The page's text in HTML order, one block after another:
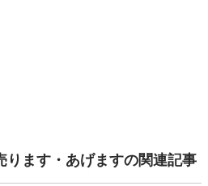
ります・あげますの関連記事